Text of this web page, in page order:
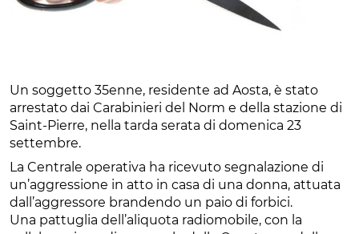
Un soggetto 35enne, residente ad Aosta, è stato
arrestato dai Carabinieri del Norm e della stazione di
Saint-Pierre, nella tarda serata di domenica 23
settembre.
La Centrale operativa ha ricevuto segnalazione di
un’aggressione in atto in casa di una donna, attuata
dall’aggressore brandendo un paio di forbici.
Una pattuglia dell’aliquota radiomobile, con la